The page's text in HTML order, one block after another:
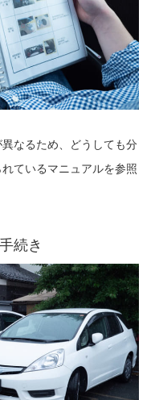
なるため、どうしても分
ているマニュアルを参照
続き